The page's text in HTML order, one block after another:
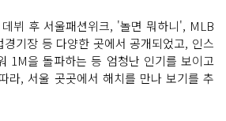
뷔 후 서울패션위크, '놀면 뭐하니', MLB
기장 등 다양한 곳에서 공개되었고, 인스
1M을 돌파하는 등 엄청난 인기를 보이고
라, 서울 곳곳에서 해치를 만나 보기를 추